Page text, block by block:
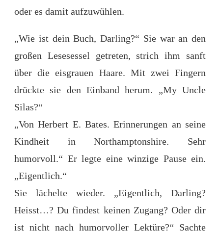
oder es damit aufzuwühlen.
„Wie ist dein Buch, Darling?“ Sie war an den
großen Lesesessel getreten, strich ihm sanft
über die eisgrauen Haare. Mit zwei Fingern
drückte sie den Einband herum. „My Uncle
Silas?“
„Von Herbert E. Bates. Erinnerungen an seine
Kindheit in Northamptonshire. Sehr
humorvoll.“ Er legte eine winzige Pause ein.
„Eigentlich.“
Sie lächelte wieder. „Eigentlich, Darling?
Heisst…? Du findest keinen Zugang? Oder dir
ist nicht nach humorvoller Lektüre?“ Sachte